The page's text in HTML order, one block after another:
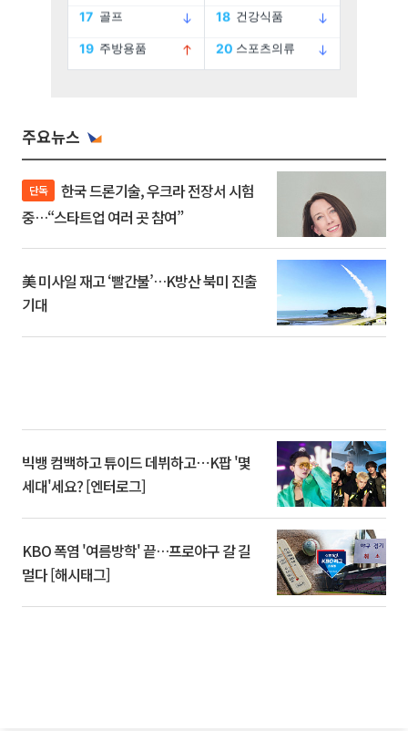
주요뉴스
단독
중…“스타트업 여러 곳 참여”
美 미사일 재고 ‘빨간불’…K방산 북미 진출
기대
빅뱅 컴백하고 튜이드 데뷔하고⋯K팝 '몇
세대'세요? [엔터로그]
KBO 폭염 '여름방학' 끝…프로야구 갈 길
멀다 [해시태그]